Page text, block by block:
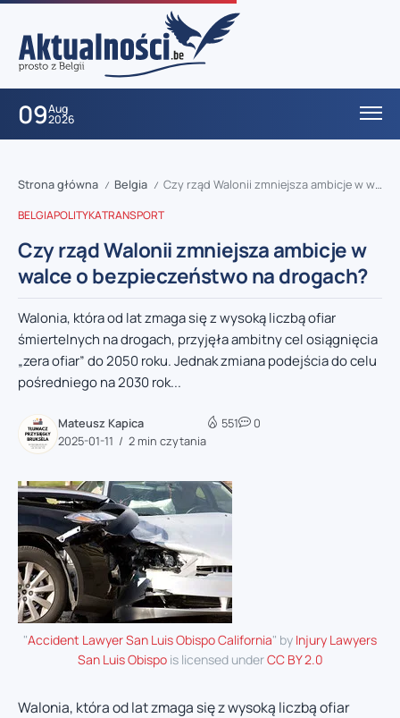
09Aug
2026
Strona główna / Belgia / Czy rząd Walonii zmniejsza ambicje w walce o bezpieczeństwo na drogach?
BELGIAPOLITYKATRANSPORT
Czy rząd Walonii zmniejsza ambicje w
walce o bezpieczeństwo na drogach?
Walonia, która od lat zmaga się z wysoką liczbą ofiar
śmiertelnych na drogach, przyjęła ambitny cel osiągnięcia
„zera ofiar” do 2050 roku. Jednak zmiana podejścia do celu
pośredniego na 2030 rok...
Mateusz Kapica
2025-01-11
2 min czytania
551 0
"Accident Lawyer San Luis Obispo California" by Injury Lawyers
San Luis Obispois licensed underCC BY 2.0
Walonia, która od lat zmaga się z wysoką liczbą ofiar